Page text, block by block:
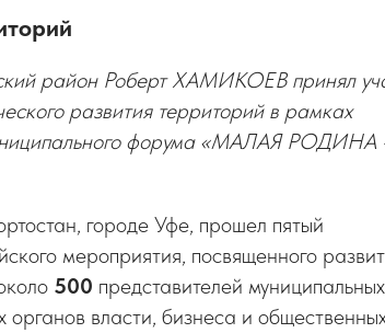
район Роберт ХАМИКОЕВ принял
развития территорий в рамках
форума «МАЛАЯ РОДИНА
городе Уфе, прошел пятый
мероприятия, посвященного
500 представителей муниципальных
власти, бизнеса и